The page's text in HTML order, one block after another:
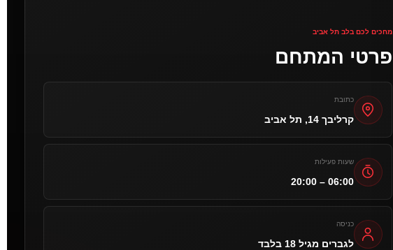
מחכים לכם בלב תל אביב
פרטי המתחם
כתובת
קרליבך 14, תל אביב
שעות פעילות
20:00 – 06:00
כניסה
לגברים מגיל 18 בלבד